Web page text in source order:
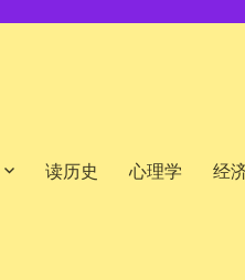
读历史 心理学 经